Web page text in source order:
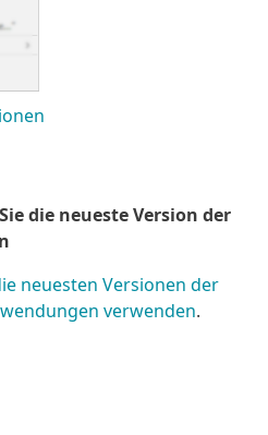
die neueste Version der
neuesten Versionen der
verwenden.